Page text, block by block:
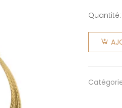
Quantité:
quantité
de Collier